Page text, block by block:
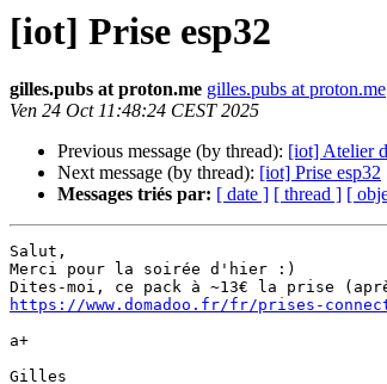
[iot] Prise esp32
gilles.pubs at proton.me gilles.pubs at proton.me
Ven 24 Oct 11:48:24 CEST 2025
Previous message (by thread): [iot] Atelier
Next message (by thread): [iot] Prise esp32
Messages triés par: [ date ] [ thread ] [
Salut,
Merci pour la soirée d'hier :)
https://www.domadoo.fr/fr/prises-
a+